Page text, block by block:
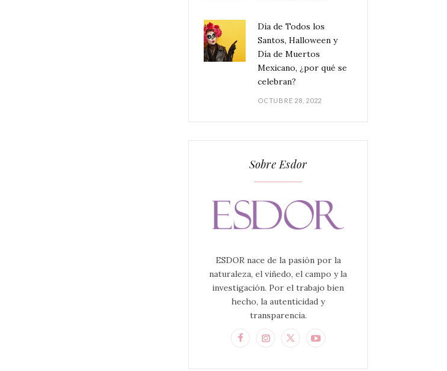
Día de Todos los
Santos, Halloween y
Día de Muertos
Mexicano, ¿por qué se
celebran?
OCTUBRE 28, 2022
Sobre Esdor
ESDOR nace de la pasión por la
naturaleza, el viñedo, el campo y la
investigación. Por el trabajo bien
hecho, la autenticidad y
transparencia.